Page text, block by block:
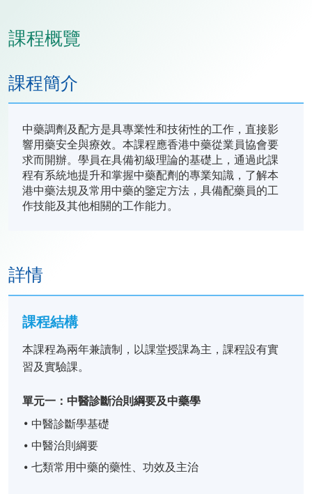
課程概覽
課程簡介
中藥調劑及配方是具專業性和技術性的工作，直接影
響用藥安全與療效。本課程應香港中藥從業員協會要
求而開辦。學員在具備初級理論的基礎上，通過此課
程有系統地提升和掌握中藥配劑的專業知識，了解本
港中藥法規及常用中藥的鑒定方法，具備配藥員的工
作技能及其他相關的工作能力。
詳情
課程結構
本課程為兩年兼讀制，以課堂授課為主，課程設有實
習及實驗課。
單元一：中醫診斷治則綱要及中藥學
中醫診斷學基礎
中醫治則綱要
七類常用中藥的藥性、功效及主治